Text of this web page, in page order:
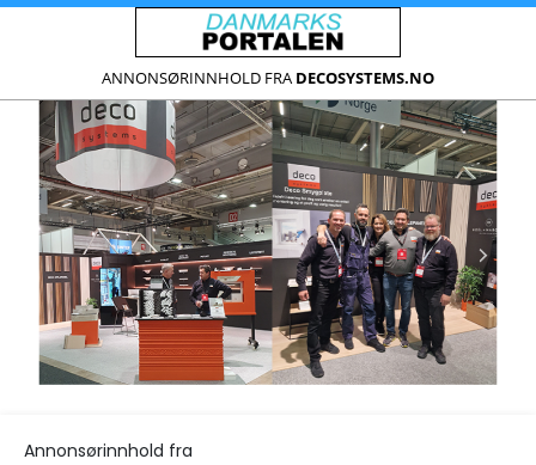
ANNONSØRINNHOLD FRA DECOSYSTEMS.NO
Annonsørinnhold fra